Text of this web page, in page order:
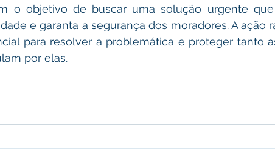
o objetivo de buscar uma solução urgente
e garanta a segurança dos moradores. A ação
para resolver a problemática e proteger tanto
por elas.